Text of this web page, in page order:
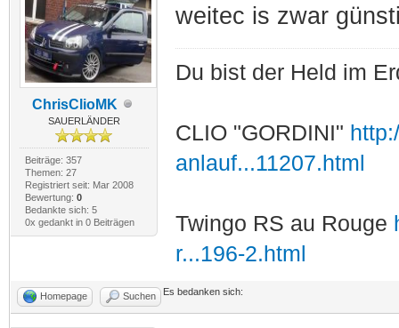
ChrisClioMK
SAUERLÄNDER
Beiträge: 357
Themen: 27
Registriert seit: Mar 2008
Bewertung: 0
Bedankte sich: 5
0x gedankt in 0 Beiträgen
weitec is zwar
Du bist der Held im
CLIO "GORDINI"
anlauf...11207.html
Twingo RS au Rouge
r...196-2.html
Homepage Suchen Es bedanken sich: